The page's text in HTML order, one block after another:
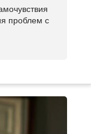
проблем с